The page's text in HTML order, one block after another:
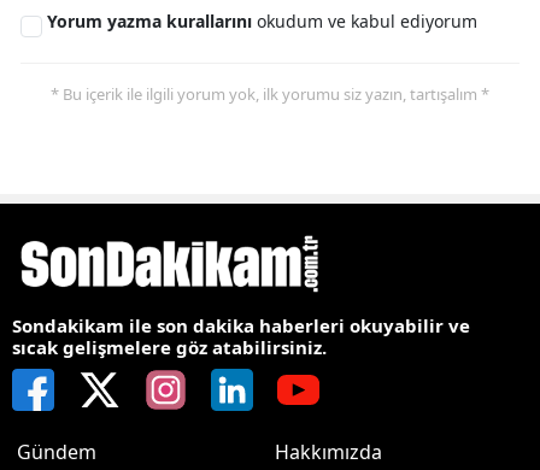
Yorum yazma kurallarını okudum ve kabul ediyorum
* Bu içerik ile ilgili yorum yok, ilk yorumu siz yazın, tartışalım *
Sondakikam ile son dakika haberleri okuyabilir ve
sıcak gelişmelere göz atabilirsiniz.
Gündem
Hakkımızda